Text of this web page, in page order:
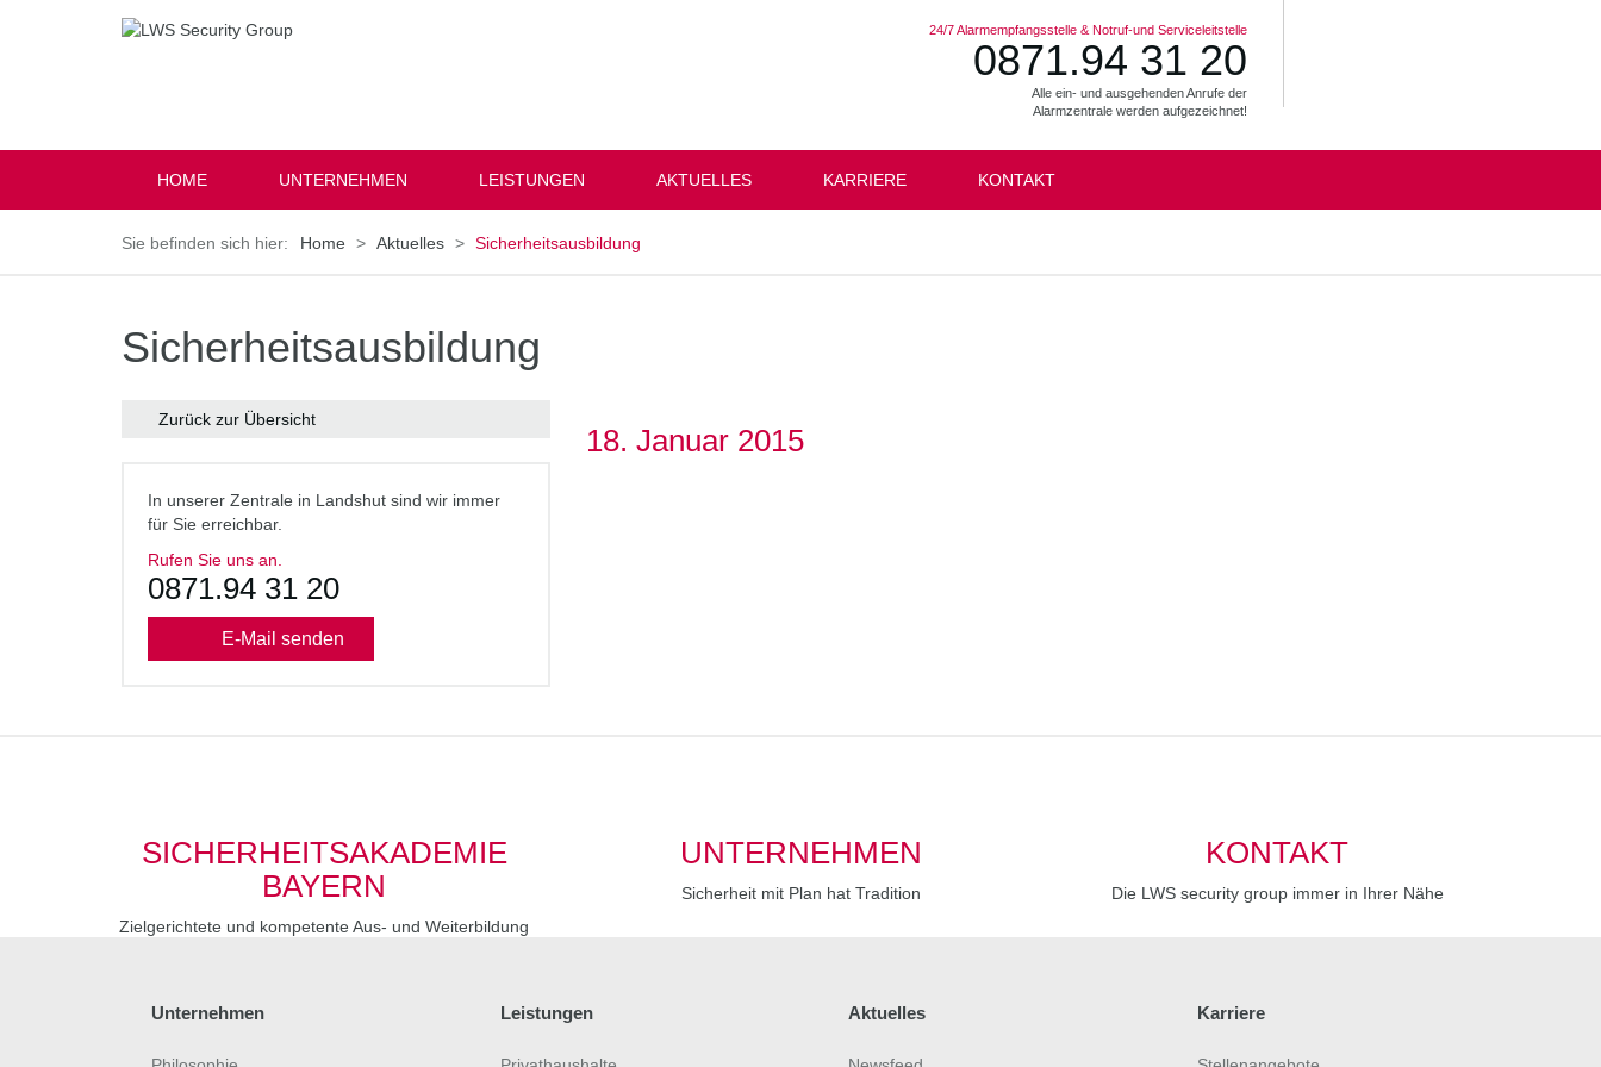
24/7 Alarmempfangsstelle & Notruf-und Serviceleitstelle
0871.94 31 20
Alle ein- und ausgehenden Anrufe der
Alarmzentrale werden aufgezeichnet!
HOME UNTERNEHMEN LEISTUNGEN AKTUELLES KARRIERE KONTAKT
Home Aktuelles Sicherheitsausbildung
Sicherheitsausbildung
Zurück zur Übersicht
In unserer Zentrale in Landshut sind wir immer
für Sie erreichbar.
Rufen Sie uns an.
0871.94 31 20
E-Mail senden
18. Januar 2015
SICHERHEITSAKADEMIE
BAYERN
Zielgerichtete und kompetente Aus- und Weiterbildung
UNTERNEHMEN
Sicherheit mit Plan hat Tradition
KONTAKT
Die LWS security group immer in Ihrer Nähe
Unternehmen Leistungen Aktuelles Karriere